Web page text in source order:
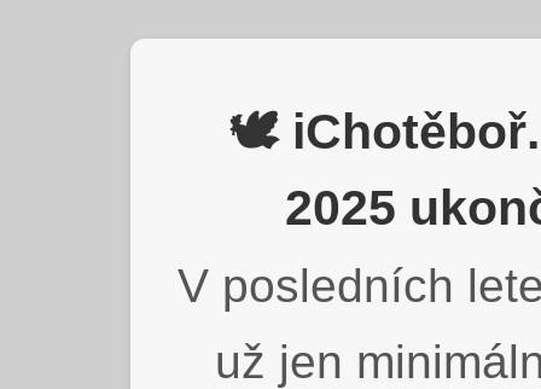
🕊️
2025
V posledních
už jen